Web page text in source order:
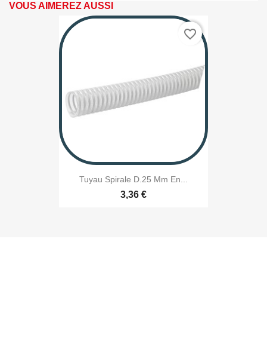
VOUS AIMEREZ AUSSI
Tuyau Spirale D.25 Mm En...
3,36 €
favorite_border